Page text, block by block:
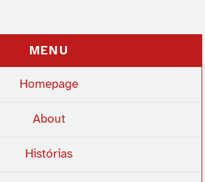
MENU
Homepage
About
Histórias